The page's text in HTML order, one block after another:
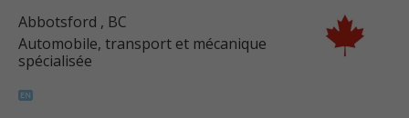
Abbotsford , BC
Automobile, transport et mécanique
spécialisée